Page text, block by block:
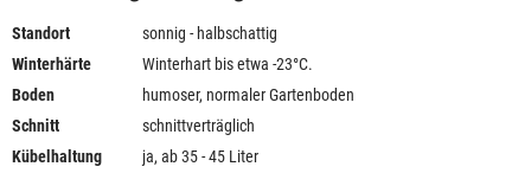
Standort
sonnig - halbschattig
Winterhärte
Winterhart bis etwa -23°C.
Boden
humoser, normaler Gartenboden
Schnitt
schnittverträglich
Kübelhaltung
ja, ab 35 - 45 Liter